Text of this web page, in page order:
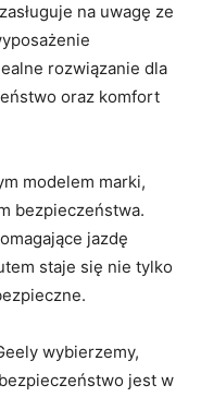
na uwagę ze
rozwiązanie dla
oraz komfort
modelem marki,
bezpieczeństwa.
jazdę
staje się nie ‍tylko
wybierzemy,
jest w